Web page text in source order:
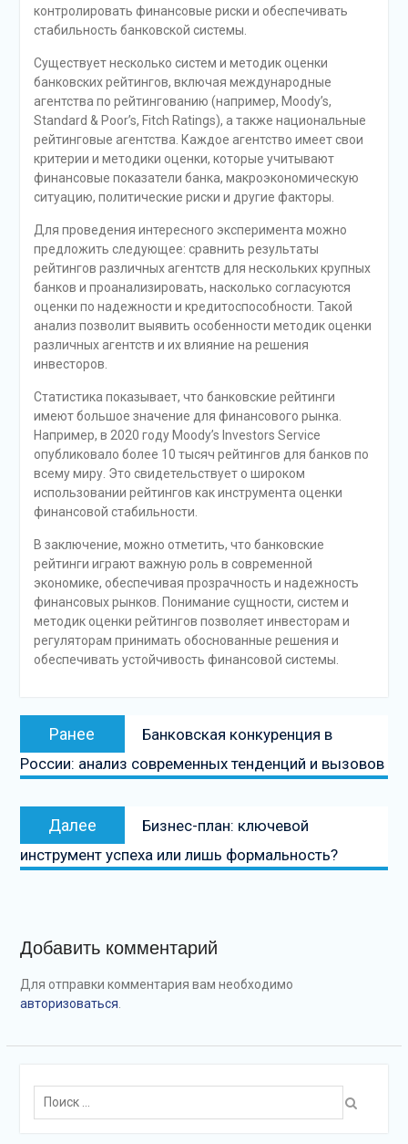
контролировать финансовые риски и обеспечивать
стабильность банковской системы.
Существует несколько систем и методик оценки
банковских рейтингов, включая международные
агентства по рейтингованию (например, Moody’s,
Standard & Poor’s, Fitch Ratings), а также национальные
рейтинговые агентства. Каждое агентство имеет свои
критерии и методики оценки, которые учитывают
финансовые показатели банка, макроэкономическую
ситуацию, политические риски и другие факторы.
Для проведения интересного эксперимента можно
предложить следующее: сравнить результаты
рейтингов различных агентств для нескольких крупных
банков и проанализировать, насколько согласуются
оценки по надежности и кредитоспособности. Такой
анализ позволит выявить особенности методик оценки
различных агентств и их влияние на решения
инвесторов.
Статистика показывает, что банковские рейтинги
имеют большое значение для финансового рынка.
Например, в 2020 году Moody’s Investors Service
опубликовало более 10 тысяч рейтингов для банков по
всему миру. Это свидетельствует о широком
использовании рейтингов как инструмента оценки
финансовой стабильности.
В заключение, можно отметить, что банковские
рейтинги играют важную роль в современной
экономике, обеспечивая прозрачность и надежность
финансовых рынков. Понимание сущности, систем и
методик оценки рейтингов позволяет инвесторам и
регуляторам принимать обоснованные решения и
обеспечивать устойчивость финансовой системы.
Навигация
записям
Ранее
запись:
Банковская конкуренция в
России: анализ современных тенденций и вызовов
Далее
запись
Бизнес-план: ключевой
инструмент успеха или лишь формальность?
Добавить комментарий
Для отправки комментария вам необходимо
авторизоваться
Поиск: